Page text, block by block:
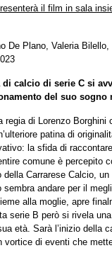
il film in sala
De Plano, Valeria
di calcio di serie C si
del suo sogno
regia di Lorenzo
patina di
la sfida di
comune è percepito
della Carrarese Calcio,
andare per il
alla moglie, apre
serie B però si rivela
età. Sarà l’inizio della
vortice di eventi che